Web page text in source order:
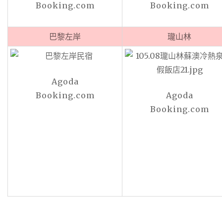
Booking.com
Booking.com
巴黎左岸 瓏山林
Agoda
Booking.com
Agoda
Booking.com